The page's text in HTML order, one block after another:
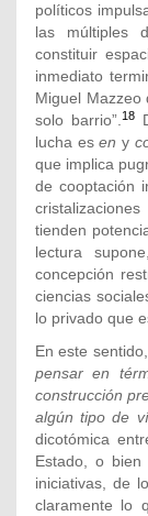
políticos
las múltiples
constituir
inmediato
Miguel Mazzeo
solo barrio”.18
lucha esen y
que implica
de cooptación
tienden
lectura
concepción
ciencias
lo privado que
En este
pensar en
construcción
algún tipo de
dicotómica
Estado, o bien
iniciativas, de
claramente lo